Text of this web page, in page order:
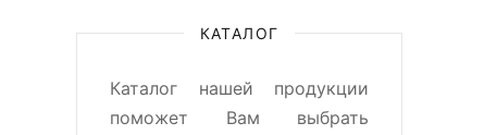
КАТАЛОГ
Каталог нашей продукции
поможет Вам выбрать